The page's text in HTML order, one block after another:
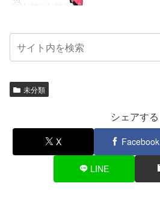
未分類
シェアする
X Facebook
LINE